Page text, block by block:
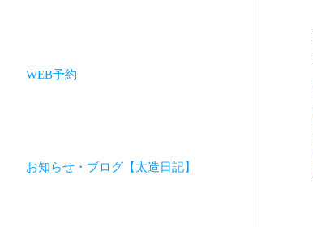
WEB予約
お知らせ・ブログ【太造日記】